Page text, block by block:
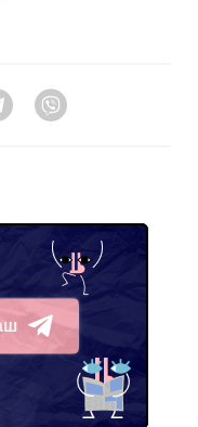
TelegramViber